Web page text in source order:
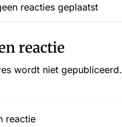
reacties geplaatst
reactie
wordt niet gepubliceerd.